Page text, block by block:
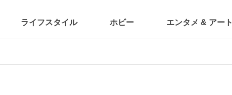
ライフスタイル ホビー エンタメ & アート